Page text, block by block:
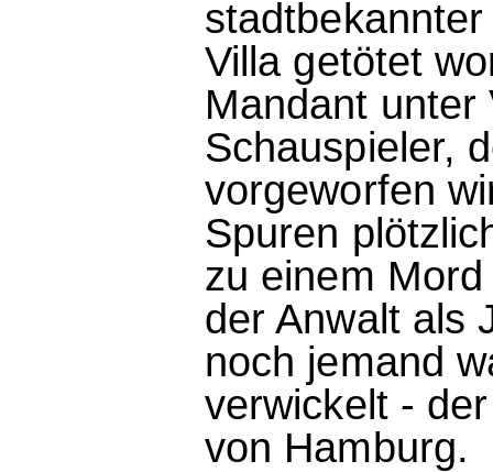
Villa getötet
Mandant
Schauspieler,
vorgeworfen
Spuren
zu einem
der Anwalt als
noch jemand
verwickelt -
von Hamburg.